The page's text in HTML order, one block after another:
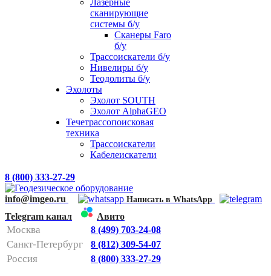
Лазерные
сканирующие
системы б/у
Сканеры Faro
б/у
Трассоискатели б/у
Нивелиры б/у
Теодолиты б/у
Эхолоты
Эхолот SOUTH
Эхолот AlphaGEO
Течетрассопоисковая
техника
Трассоискатели
Кабелеискатели
8 (800) 333-27-29
info@imgeo.ru Написать в WhatsApp
Telegram канал Авито
Москва 8 (499) 703-24-08
Санкт-Петербург 8 (812) 309-54-07
Россия 8 (800) 333-27-29